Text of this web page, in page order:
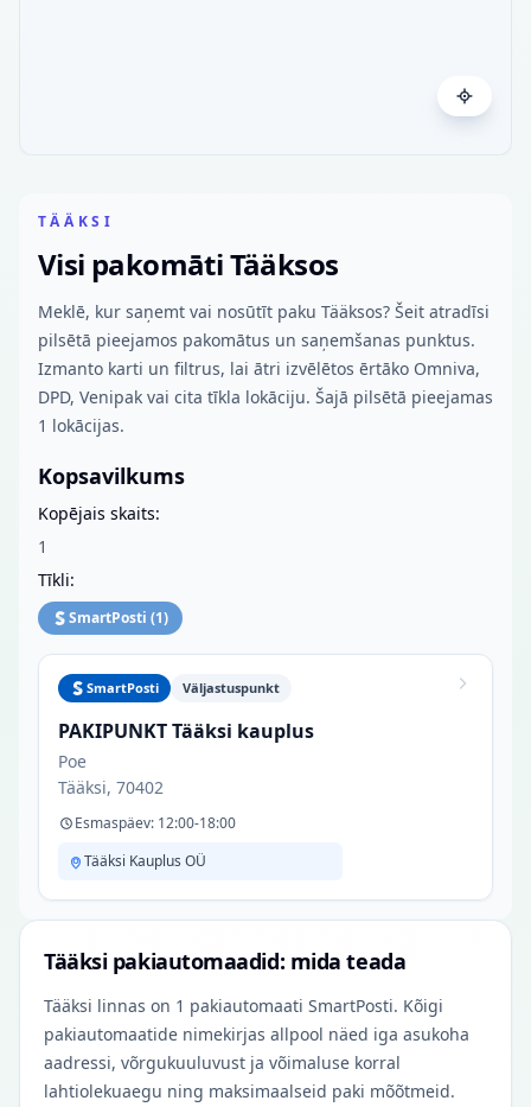
TÄÄKSI
Visi pakomāti Tääksos
Meklē, kur saņemt vai nosūtīt paku Tääksos? Šeit atradīsi
pilsētā pieejamos pakomātus un saņemšanas punktus.
Izmanto karti un filtrus, lai ātri izvēlētos ērtāko Omniva,
DPD, Venipak vai cita tīkla lokāciju. Šajā pilsētā pieejamas
1 lokācijas.
Kopsavilkums
Kopējais skaits:
1
Tīkli:
SmartPosti (1)
SmartPosti Väljastuspunkt
PAKIPUNKT Tääksi kauplus
Poe
Tääksi, 70402
Esmaspäev: 12:00-18:00
Tääksi Kauplus OÜ
Tääksi pakiautomaadid: mida teada
Tääksi linnas on 1 pakiautomaati SmartPosti. Kõigi
pakiautomaatide nimekirjas allpool näed iga asukoha
aadressi, võrgukuuluvust ja võimaluse korral
lahtiolekuaegu ning maksimaalseid paki mõõtmeid.